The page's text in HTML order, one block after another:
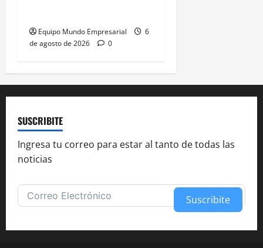
Equipo Mundo Empresarial
6
de agosto de 2026
0
SUSCRIBITE
Ingresa tu correo para estar al tanto de todas las
noticias
Suscribite